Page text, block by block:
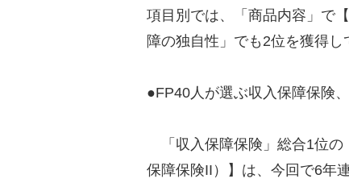
項目別では、「商品内容」で
障の独自性」でも2位を獲得
●FP40人が選ぶ収入保障保険
「収入保障保険」総合1位の
保障保険II）】は、今回で6年